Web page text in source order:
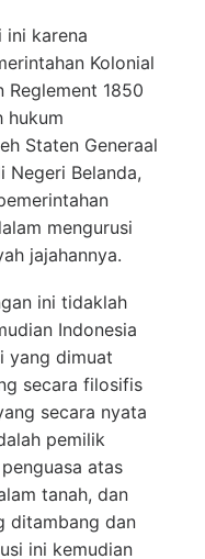
ini karena
Kolonial
Reglement 1850
hukum
Staten Generaal
Negeri Belanda,
mengurusi
jajahannya.
ini tidaklah
Indonesia
yang dimuat
secara filosifis
secara nyata
pemilik
atas
tanah, dan
ditambang dan
ini kemudian